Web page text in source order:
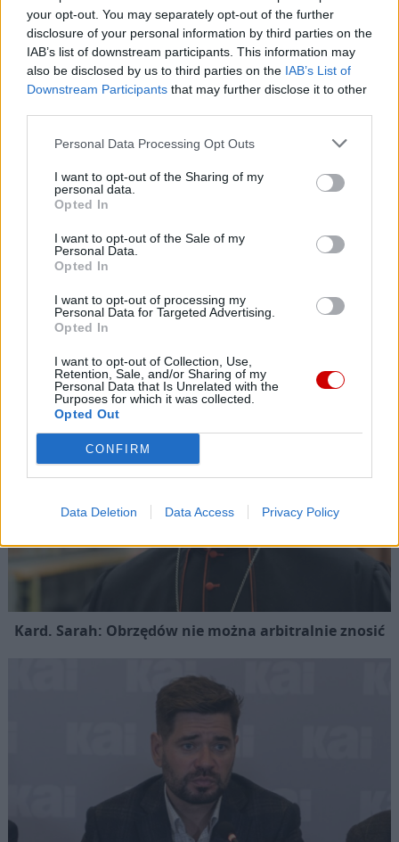
your opt-out. You may separately opt-out of the further
disclosure of your personal information by third parties on the
IAB’s list of downstream participants. This information may
also be disclosed by us to third parties on the IAB’s List of
Downstream Participants that may further disclose it to other
Personal Data Processing Opt Outs
I want to opt-out of the Sharing of my
personal data.
Opted In
I want to opt-out of the Sale of my
Personal Data.
Opted In
I want to opt-out of processing my
Personal Data for Targeted Advertising.
Opted In
I want to opt-out of Collection, Use,
Retention, Sale, and/or Sharing of my
Personal Data that Is Unrelated with the
Purposes for which it was collected.
Opted Out
CONFIRM
Data Deletion Data Access Privacy Policy
wykorzystania seksualnego małoletnich niezgodna z
prawem
Wakacje biskupa Piotra Przyborka
Kard. Sarah: Obrzędów nie można arbitralnie znosić